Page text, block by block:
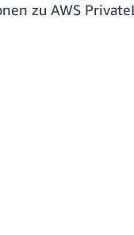
zu AWS